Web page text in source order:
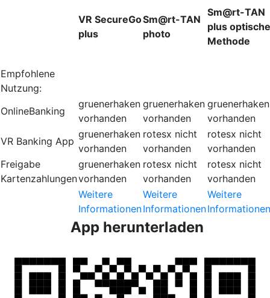
VR SecureGo
plus
Sm@rt-TAN
photo
Sm@rt-TAN
plus optische
Methode
Empfohlene
Nutzung:
OnlineBanking
gruenerhaken
vorhanden
gruenerhaken
vorhanden
gruenerhaken
vorhanden
VR Banking App
gruenerhaken
vorhanden
rotesx nicht
vorhanden
rotesx nicht
vorhanden
Freigabe
Kartenzahlungen
gruenerhaken
vorhanden
rotesx nicht
vorhanden
rotesx nicht
vorhanden
Weitere
Informationen
Weitere
Informationen
Weitere
Informationen
App herunterladen